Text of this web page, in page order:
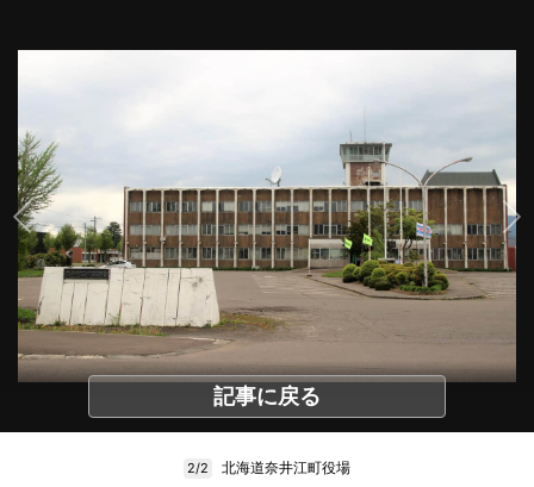
記事に戻る
2/2 北海道奈井江町役場